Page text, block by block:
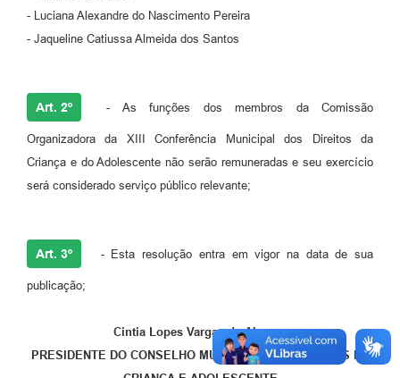
Telefones Úteis
Jornal
SIC
- Luciana Alexandre do Nascimento Pereira
- Jaqueline Catiussa Almeida dos Santos
Art. 2º - As funções dos membros da Comissão
Organizadora da XIII Conferência Municipal dos Direitos da
Criança e do Adolescente não serão remuneradas e seu exercício
será considerado serviço público relevante;
Art. 3º - Esta resolução entra em vigor na data de sua
publicação;
Cintia Lopes Vargas de Alencar
PRESIDENTE DO CONSELHO MUNICIPAL DOS DIREITOS DA